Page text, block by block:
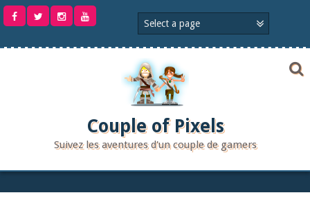
Aller
Couple of Pixels
Suivez les aventures d'un couple de gamers